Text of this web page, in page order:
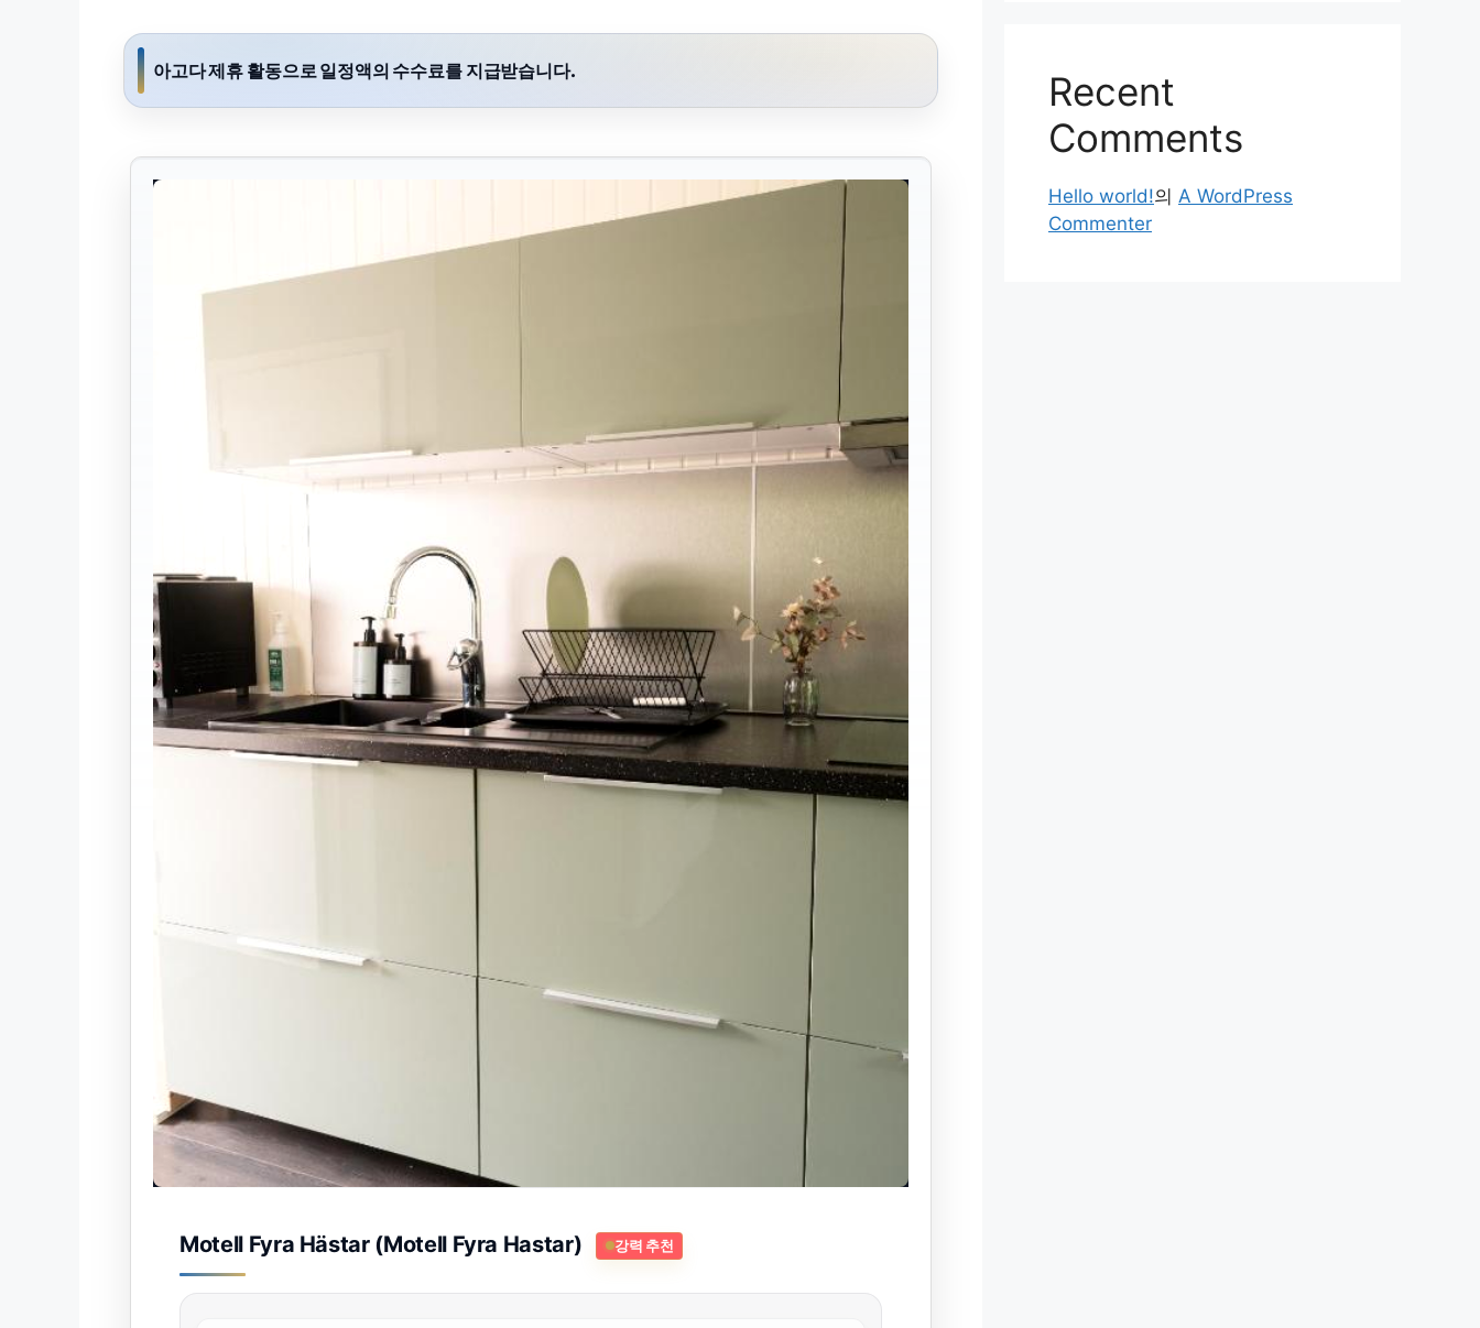
아고다 제휴 활동으로 일정액의 수수료를 지급받습니다.
Motell Fyra Hästar (Motell Fyra Hastar) 강력 추천
Recent
Comments
Hello world!의 A WordPress
Commenter